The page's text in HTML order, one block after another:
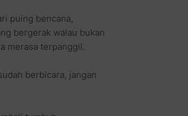
puing bencana,
bergerak walau bukan
merasa terpanggil.
berbicara, jangan